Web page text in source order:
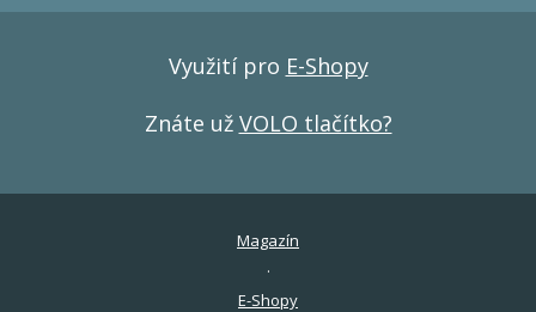
Využití pro E-Shopy
Znáte už VOLO tlačítko?
Magazín
E-Shopy